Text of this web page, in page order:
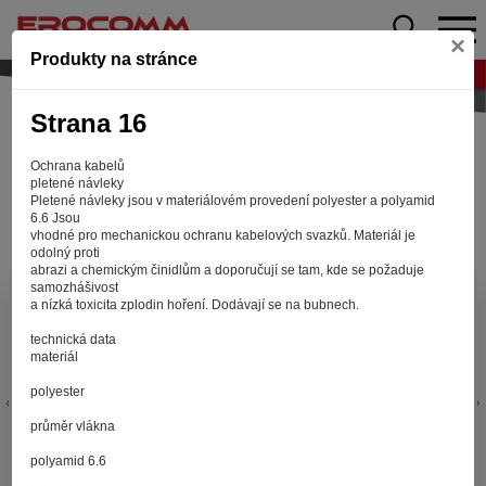
Produkty na stránce ×
Strana 16
Ochrana kabelů
pletené návleky
Pletené návleky jsou v materiálovém provedení polyester a polyamid
6.6 Jsou
vhodné pro mechanickou ochranu kabelových svazků. Materiál je
odolný proti
abrazi a chemickým činidlům a doporučují se tam, kde se požaduje
samozhášivost
a nízká toxicita zplodin hoření. Dodávají se na bubnech.
technická data
materiál
polyester
průměr vlákna
polyamid 6.6
Aby web fungoval tak, jak ho znáte (souhlas
Záleží nám na tom, aby pro vás nakupování bylo co nejlepší
hledáte, ušetřili spoustu klikání a nezobrazovaly se vám
reklamy na věci, které vás nezajímají. Abyste web viděli
přihlašovat. Proto od vás potřebujeme souhlas se